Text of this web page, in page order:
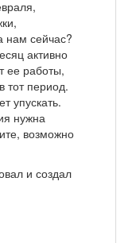
нам сейчас?
активно
ее работы,
тот период.
упускать.
нужна
возможно
и создал